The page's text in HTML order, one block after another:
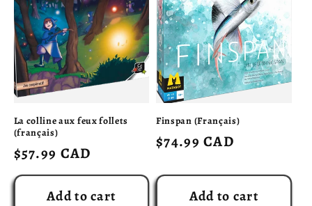
La colline aux feux follets
(français)
Regular
price
$57.99 CAD
Add to cart
Finspan (Français)
Regular
$74.99 CAD
Add to cart